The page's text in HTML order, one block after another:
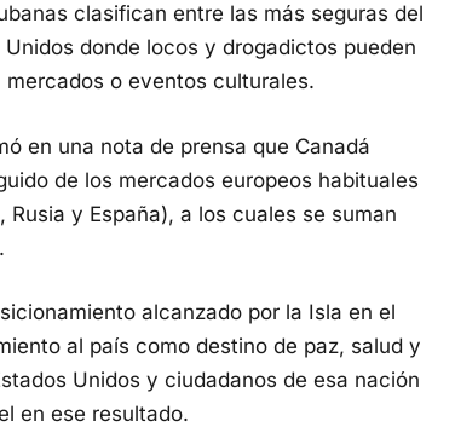
clasifican entre las más seguras del
donde locos y drogadictos pueden
o eventos culturales.
en una nota de prensa que Canadá
de los mercados europeos habituales
y España), a los cuales se suman
alcanzado por la Isla en el
al país como destino de paz, salud y
Unidos y ciudadanos de esa nación
en ese resultado.